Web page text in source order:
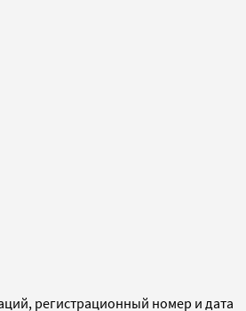
регистрационный номер и дата